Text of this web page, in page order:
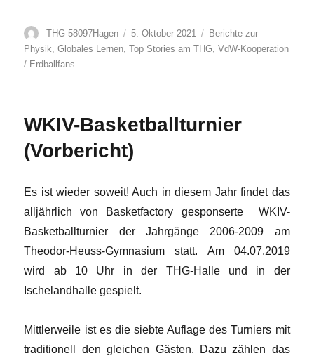
Autor
THG-58097Hagen
Veröffentlicht
am
5. Oktober 2021 Kategorien
Berichte zur
Physik ,Globales Lernen ,Top Stories am THG ,VdW-Kooperation
/ Erdballfans
WKIV-Basketballturnier
(Vorbericht)
Es ist wieder soweit! Auch in diesem Jahr findet das
alljährlich von Basketfactory gesponserte
WKIV-
Basketballturnier der Jahrgänge 2006-2009 am
Theodor-Heuss-Gymnasium statt. Am 04.07.2019
wird ab 10 Uhr in der THG-Halle und in der
Ischelandhalle gespielt.
Mittlerweile ist es die siebte Auflage des Turniers mit
traditionell den gleichen Gästen. Dazu zählen das